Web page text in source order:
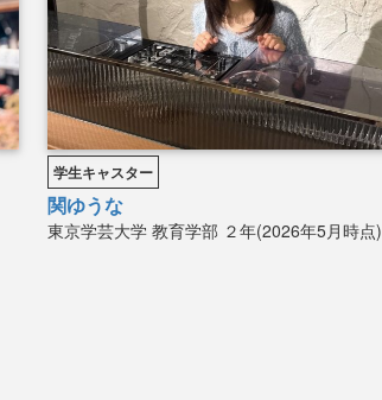
学生キャスター
関ゆうな
東京学芸大学 教育学部 ２年(2026年5月時点)